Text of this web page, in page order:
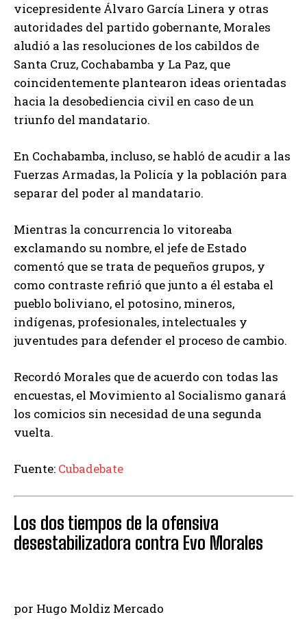
vicepresidente Álvaro García Linera y otras
autoridades del partido gobernante, Morales
aludió a las resoluciones de los cabildos de
Santa Cruz, Cochabamba y La Paz, que
coincidentemente plantearon ideas orientadas
hacia la desobediencia civil en caso de un
triunfo del mandatario.
En Cochabamba, incluso, se habló de acudir a las
Fuerzas Armadas, la Policía y la población para
separar del poder al mandatario.
Mientras la concurrencia lo vitoreaba
exclamando su nombre, el jefe de Estado
comentó que se trata de pequeños grupos, y
como contraste refirió que junto a él estaba el
pueblo boliviano, el potosino, mineros,
indígenas, profesionales, intelectuales y
juventudes para defender el proceso de cambio.
Recordó Morales que de acuerdo con todas las
encuestas, el Movimiento al Socialismo ganará
los comicios sin necesidad de una segunda
vuelta.
Fuente: Cubadebate
Los dos tiempos de la ofensiva
desestabilizadora contra Evo Morales
por Hugo Moldiz Mercado